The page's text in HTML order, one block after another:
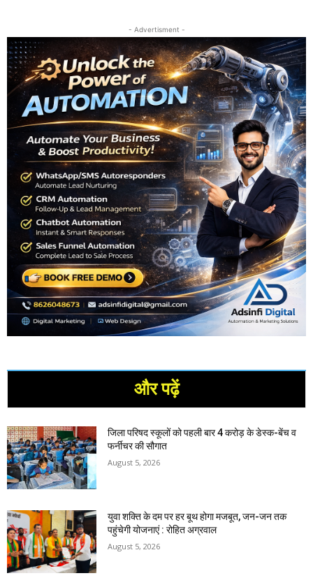
- Advertisment -
और पढ़ें
जिला परिषद स्कूलों को पहली बार 4 करोड़ के डेस्क-बेंच व
फर्नीचर की सौगात
August 5, 2026
युवा शक्ति के दम पर हर बूथ होगा मजबूत, जन-जन तक
पहुंचेगी योजनाएं : रोहित अग्रवाल
August 5, 2026